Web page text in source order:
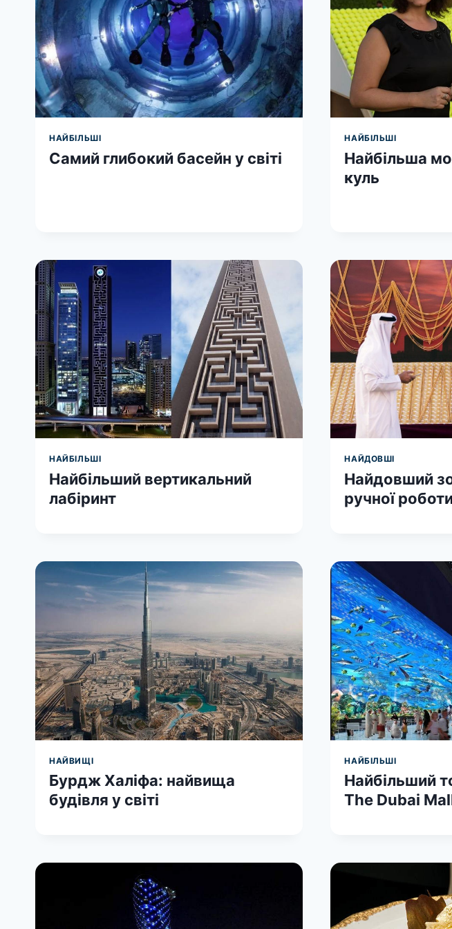
НАЙБІЛЬШІ
Самий глибокий басейн у світі
НАЙБІЛЬШІ
Найбільша
куль
НАЙБІЛЬШІ
Найбільший вертикальний
лабіринт
НАЙДОВШІ
Найдовший
ручної
НАЙВИЩІ
Бурдж Халіфа: найвища
будівля у світі
НАЙБІЛЬШІ
Найбільший
The Dubai